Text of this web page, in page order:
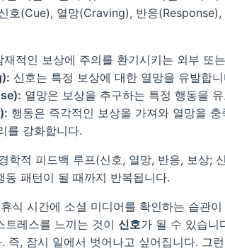
호(Cue), 열망(Craving), 반응
재적인 보상에 주의를 환기시키는 외부 또
신호는 특정 보상에 대한 열망을 유발합
열망은 보상을 추구하는 특정 행동을
행동은 즉각적인 보상을 가져와 열망을
를 강화합니다.
학적 피드백 루프(신호, 열망, 반응, 보상;
동 패턴이 될 때까지 반복됩니다.
식 시간에 소셜 미디어를 확인하는 습관
트레스를 느끼는 것이 신호가 될 수 있습니
즉, 잠시 일에서 벗어나고 싶어집니다. 그